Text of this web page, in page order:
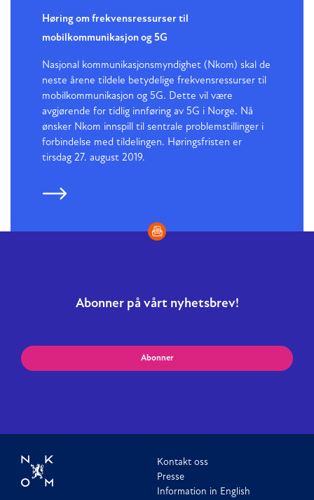
Høring om frekvensressurser til
mobilkommunikasjon og 5G
Nasjonal kommunikasjonsmyndighet (Nkom) skal de
neste årene tildele betydelige frekvensressurser til
mobilkommunikasjon og 5G. Dette vil være
avgjørende for tidlig innføring av 5G i Norge. Nå
ønsker Nkom innspill til sentrale problemstillinger i
forbindelse med tildelingen. Høringsfristen er
tirsdag 27. august 2019.
Abonner på vårt nyhetsbrev!
Abonner
Kontakt oss
Presse
Information in English